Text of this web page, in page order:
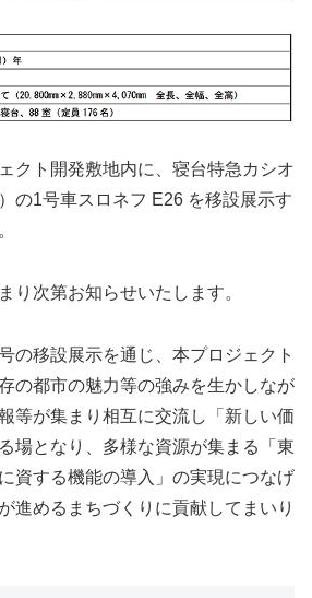
クト開発敷地内に、寝台特急カシオ
の1号車スロネフ E26 を移設展示す
り次第お知らせいたします。
の移設展示を通じ、本プロジェクト
の都市の魅力等の強みを生かしなが
等が集まり相互に交流し「新しい価
場となり、多様な資源が集まる「東
資する機能の導入」の実現につなげ
進めるまちづくりに貢献してまいり